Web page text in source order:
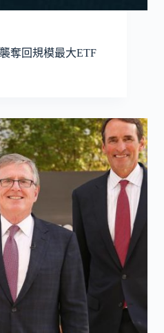
奪回規模最大ETF